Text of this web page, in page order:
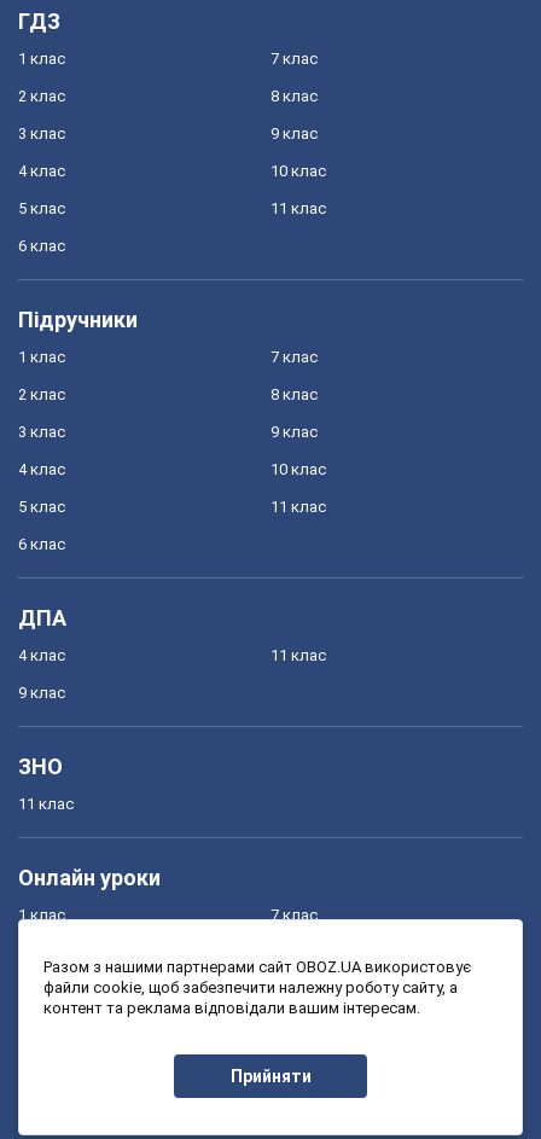
ГДЗ
1 клас
2 клас
3 клас
4 клас
5 клас
6 клас
7 клас
8 клас
9 клас
10 клас
11 клас
Підручники
1 клас
2 клас
3 клас
4 клас
5 клас
6 клас
7 клас
8 клас
9 клас
10 клас
11 клас
ДПА
4 клас
9 клас
11 клас
ЗНО
11 клас
Онлайн уроки
1 клас
3 клас
7 клас
9 клас
Разом з нашими партнерами сайт OBOZ.UA використовує
файли cookie, щоб забезпечити належну роботу сайту, а
контент та реклама відповідали вашим інтересам.
Прийняти